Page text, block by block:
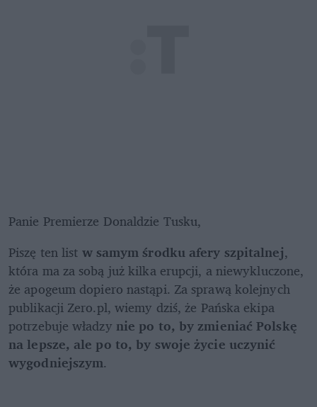
Panie Premierze Donaldzie Tusku,
Piszę ten list w samym środku afery szpitalnej,
która ma za sobą już kilka erupcji, a niewykluczone,
że apogeum dopiero nastąpi. Za sprawą kolejnych
publikacji Zero.pl, wiemy dziś, że Pańska ekipa
potrzebuje władzy nie po to, by zmieniać Polskę
na lepsze, ale po to, by swoje życie uczynić
wygodniejszym.